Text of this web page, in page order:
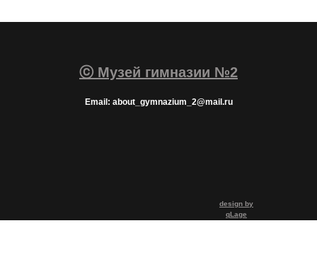
ⓒ Музей гимназии №2
Email: about_gymnazium_2@mail.ru
design by
qLage